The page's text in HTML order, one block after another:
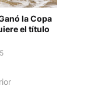
la Copa
el título